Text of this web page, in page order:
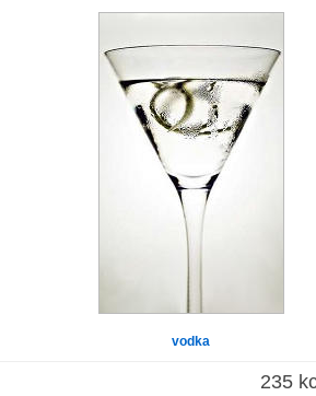
vodka
235